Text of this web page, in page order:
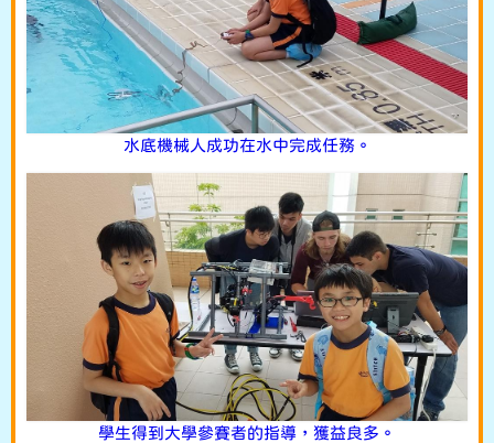
水底機械人成功在水中完成任務。
學生得到大學參賽者的指導，獲益良多。